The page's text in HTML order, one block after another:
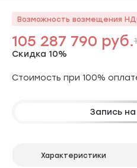
Возможность возмещения
105 287 790 руб.
Скидка 10%
Стоимость при 100%
Запись
Характеристики